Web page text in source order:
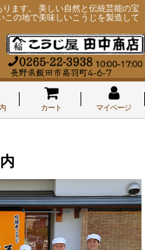
ます。 美しい自然と伝統芸能の宝
この地で美味しいこうじを製造して
カート マイページ